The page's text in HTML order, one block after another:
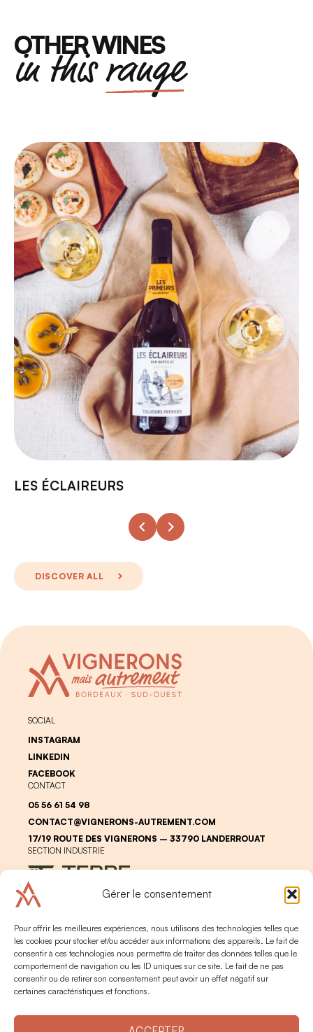
Gérer le consentement
Pour offrir les meilleures expériences, nous utilisons des technologies telles que
les cookies pour stocker et/ou accéder aux informations des appareils. Le fait de
consentir à ces technologies nous permettra de traiter des données telles que le
comportement de navigation ou les ID uniques sur ce site. Le fait de ne pas
consentir ou de retirer son consentement peut avoir un effet négatif sur
certaines caractéristiques et fonctions.
OTHER WINES
in thisrange
LES ÉCLAIREURS
DISCOVER ALL
SOCIAL
INSTAGRAM
LINKEDIN
FACEBOOK
CONTACT
05 56 61 54 98
CONTACT@VIGNERONS-AUTREMENT.COM
17/19 ROUTE DES VIGNERONS – 33790 LANDERROUAT
SECTION INDUSTRIE
LEGALPERSONAL DATA
ALCOHOL ABUSE IS DANGEROUS FOR YOUR HEALTH. PLEASE
2024 © TERRE DE VIGNERONSCRÉATION -BRAND TO DESIGN